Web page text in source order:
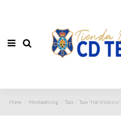
Home Merchandising Taza Taza "Hat-trickisss"